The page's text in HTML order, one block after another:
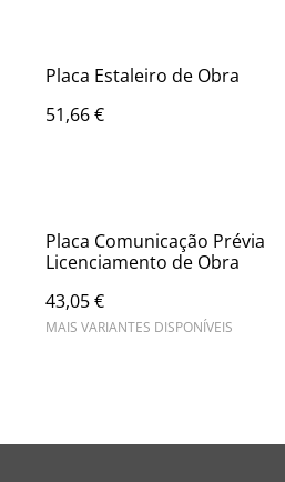
Placa Estaleiro de Obra
51,66 €
Placa Comunicação Prévia
Licenciamento de Obra
43,05 €
MAIS VARIANTES DISPONÍVEIS